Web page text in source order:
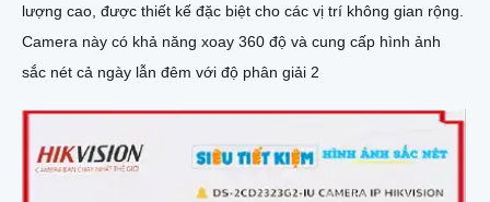
lượng cao, được thiết kế đặc biệt cho các vị trí không gian rộng.
Camera này có khả năng xoay 360 độ và cung cấp hình ảnh
sắc nét cả ngày lẫn đêm với độ phân giải 2